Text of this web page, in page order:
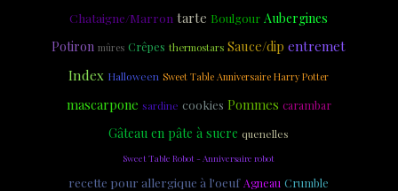
Chataigne/Marron tarte Boulgour Aubergines
Potiron mûres Crêpes thermostars Sauce/dip entremet
Index Halloween Sweet Table Anniversaire Harry Potter
mascarpone sardine cookies Pommes carambar
Gâteau en pâte à sucre quenelles
Sweet Table Robot - Anniversaire robot
recette pour allergique à l'oeuf Agneau Crumble